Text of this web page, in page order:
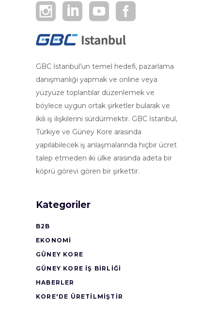
GBC İstanbul’un temel hedefi, pazarlama
danışmanlığı yapmak ve online veya
yüzyüze toplantılar düzenlemek ve
böylece uygun ortak şirketler bularak ve
ikili iş ilişkilerini sürdürmektir. GBC İstanbul,
Türkiye ve Güney Kore arasında
yapılabilecek iş anlaşmalarında hiçbir ücret
talep etmeden iki ülke arasında adeta bir
köprü görevi gören bir şirkettir.
Kategoriler
B2B
EKONOMI
GÜNEY KORE
GÜNEY KORE İŞ BİRLİĞİ
HABERLER
KORE'DE ÜRETİLMİŞTİR